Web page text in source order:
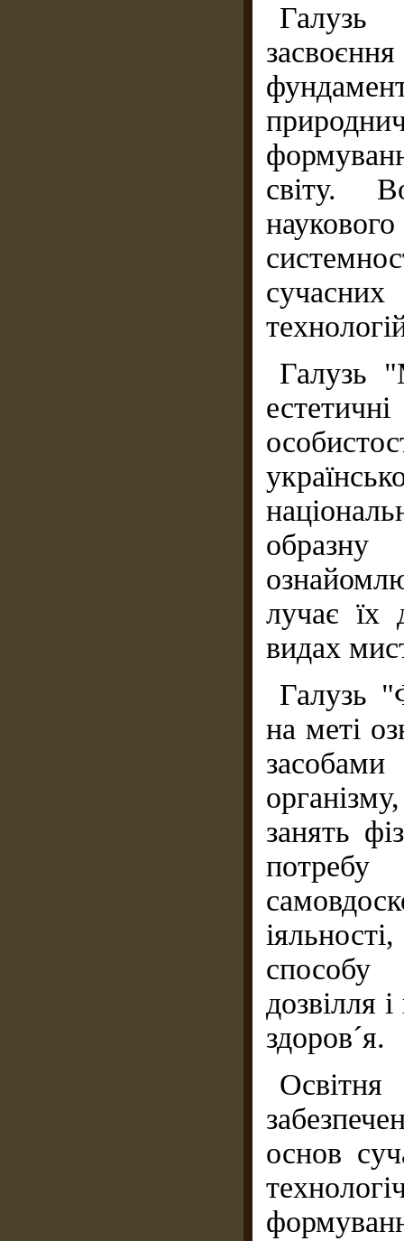
Галузь
світу.
Галузь
образну
лучає їх
видах
Галузь
на меті
занять
способу
дозвілля
здоров´я.
Освітня
основ